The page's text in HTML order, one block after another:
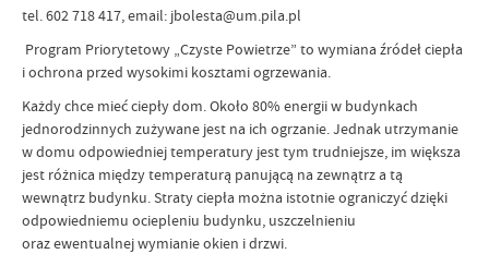
tel. 602 718 417, email: jbolesta@um.pila.pl
Program Priorytetowy „Czyste Powietrze” to wymiana źródeł ciepła
i ochrona przed wysokimi kosztami ogrzewania.
Każdy chce mieć ciepły dom. Około 80% energii w budynkach
jednorodzinnych zużywane jest na ich ogrzanie. Jednak utrzymanie
w domu odpowiedniej temperatury jest tym trudniejsze, im większa
jest różnica między temperaturą panującą na zewnątrz a tą
wewnątrz budynku. Straty ciepła można istotnie ograniczyć dzięki
odpowiedniemu ociepleniu budynku, uszczelnieniu
oraz ewentualnej wymianie okien i drzwi.